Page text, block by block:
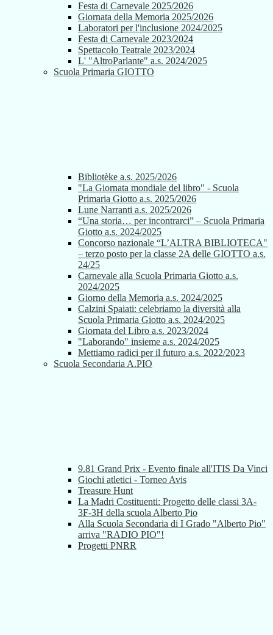
Festa di Carnevale 2025/2026
Giornata della Memoria 2025/2026
Laboratori per l'inclusione 2024/2025
Festa di Carnevale 2023/2024
Spettacolo Teatrale 2023/2024
L' "AltroParlante" a.s. 2024/2025
Scuola Primaria GIOTTO
Bibliotèke a.s. 2025/2026
"La Giornata mondiale del libro" - Scuola
Primaria Giotto a.s. 2025/2026
Lune Narranti a.s. 2025/2026
“Una storia… per incontrarci” – Scuola Primaria
Giotto a.s. 2024/2025
Concorso nazionale “L’ALTRA BIBLIOTECA"
– terzo posto per la classe 2A delle GIOTTO a.s.
24/25
Carnevale alla Scuola Primaria Giotto a.s.
2024/2025
Giorno della Memoria a.s. 2024/2025
Calzini Spaiati: celebriamo la diversità alla
Scuola Primaria Giotto a.s. 2024/2025
Giornata del Libro a.s. 2023/2024
"Laborando" insieme a.s. 2024/2025
Mettiamo radici per il futuro a.s. 2022/2023
Scuola Secondaria A.PIO
9.81 Grand Prix - Evento finale all'ITIS Da Vinci
Giochi atletici - Torneo Avis
Treasure Hunt
La Madri Costituenti: Progetto delle classi 3A-
3F-3H della scuola Alberto Pio
Alla Scuola Secondaria di I Grado "Alberto Pio"
arriva "RADIO PIO"!
Progetti PNRR